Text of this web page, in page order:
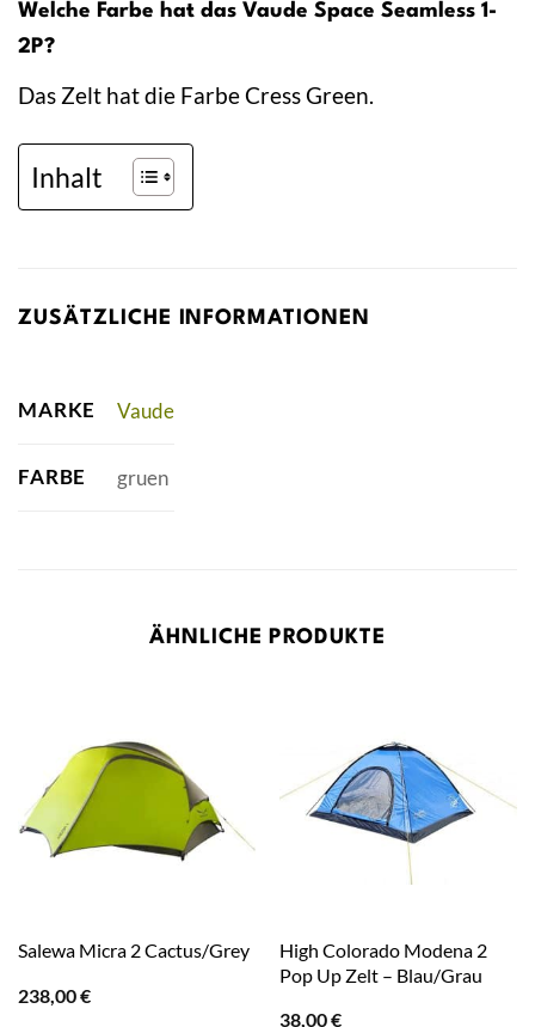
Welche Farbe hat das Vaude Space Seamless 1-
2P?
Das Zelt hat die Farbe Cress Green.
Inhalt
ZUSÄTZLICHE INFORMATIONEN
MARKE Vaude
FARBE gruen
ÄHNLICHE PRODUKTE
Salewa Micra 2 Cactus/Grey
238,00€
High Colorado Modena 2
Pop Up Zelt – Blau/Grau
38,00€